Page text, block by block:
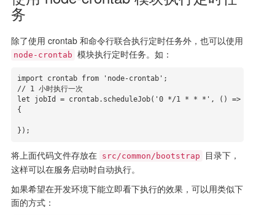
务
除了使用 crontab 和命令行联合执行定时任务外，也可以使用
node-crontab 模块执行定时任务。如：
import crontab from 'node-crontab';
// 1 小时执行一次
let jobId = crontab.scheduleJob('0 */1 * * *', () =>
{
});
将上面代码文件存放在 src/common/bootstrap
目录下，
这样可以在服务启动时自动执行。
如果希望在开发环境下能立即看下执行的效果，可以用类似下
面的方式：